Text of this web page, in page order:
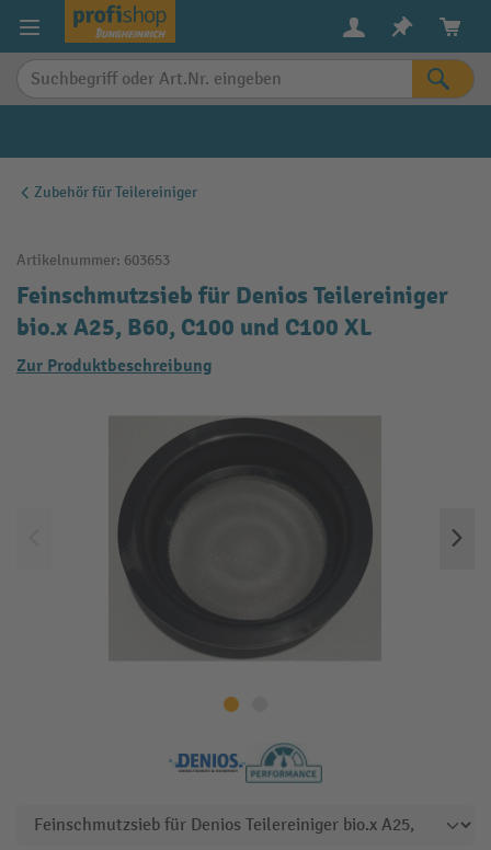
springen
Zubehör für Teilereiniger
Artikelnummer: 603653
Feinschmutzsieb für Denios Teilereiniger
bio.x A25, B60, C100 und C100 XL
Zur Produktbeschreibung